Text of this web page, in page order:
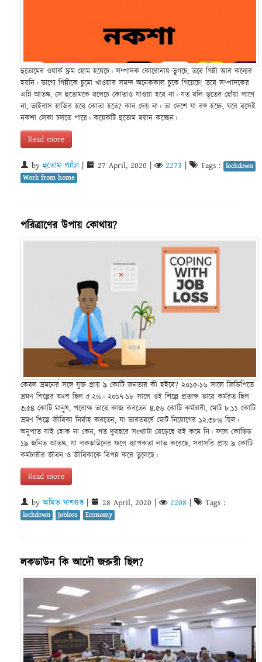
হুতোমের ওয়ার্ক ফ্রম হোম হয়েচে। সম্পাদক কোরোনায় ভুগচে, তবে গিন্নী আর কন্যের
হয়নি। ভাগ্যে গিন্নীকে চুমো খাওয়ার সমন্দ অনেককাল চুকে গিয়েচে! তবে সম্পাদকের
এম্নি আতঙ্ক, সে হুতোমকে বলেচে কোতাও যাওয়া হবে না। যত বলি ভূতের ছোঁয়া লাগে
না, ভাইরাস হাজির হবে কোতা হতে? কান দেয় না। তা দেশে যা রঙ্গ হচ্চে, ঘরে বসেই
নকশা লেকা চলতে পারে। কয়েকটি হুতোম বয়ান কচ্ছেন।
Read more
byহুতোম প্যাঁচা | 27 April, 2020 | 2273 | Tags : lockdown
Work from home
পরিত্রাণের উপায় কোথায়?
কেবল ভ্রমনের সঙ্গে যুক্ত প্রায় ৯ কোটি জনতার কী হইবে? ২০১৫-১৬ সালে জিডিপিতে
ভ্রমণ শিল্পের অংশ ছিল ৫.২%। ২০১৭-১৮ সালে ওই শিল্পে প্রত্যক্ষ ভাবে কর্মরত ছিল
৩.৫৪ কোটি মানুষ, পরোক্ষ ভাবে কাজ করতেন ৪.৫৬ কোটি কর্মচারী, মোট ৮.১১ কোটি
ভ্রমণ শিল্পে জীবিকা নির্বাহ করতেন, যা ভারতবর্ষে মোট নিয়োগের ১২.৩৮% ছিল।
অনুপাত যাই হোক না কেন, গত দুবছরে সংখ্যাটা বেড়েছে বই কমে নি। ফলে কোভিড
১৯ জনিত আতঙ্ক, যা লকডাউনের ফলে ব্যাপকতা লাভ করেছে, সরাসরি প্রায় ৯ কোটি
কর্মচারীর জীবন ও জীবিকাকে বিপন্ন করে তুলেছে।
Read more
byঅমিত দাশগুপ্ত | 28 April, 2020 | 2208 | Tags :
lockdown jobloss Economy
লকডাউন কি আদৌ জরুরী ছিল?